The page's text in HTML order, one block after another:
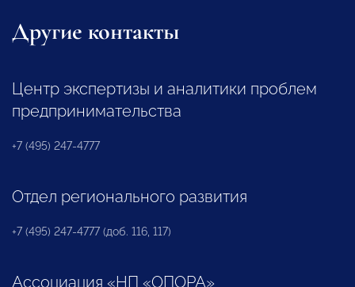
Другие контакты
Центр экспертизы и аналитики проблем
предпринимательства
+7 (495) 247-4777
Отдел регионального развития
+7 (495) 247-4777 (доб. 116, 117)
Ассоциация «НП «ОПОРА»